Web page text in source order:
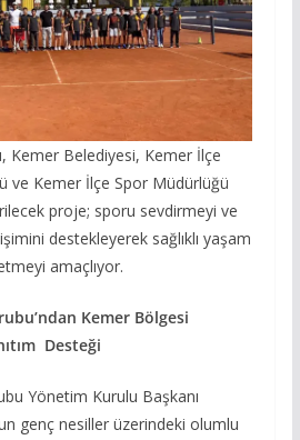
Kemer Belediyesi, Kemer İlçe
ve Kemer İlçe Spor Müdürlüğü
proje; sporu sevdirmeyi ve
destekleyerek sağlıklı yaşam
amaçlıyor.
Kemer Bölgesi
Desteği
Yönetim Kurulu Başkanı
genç nesiller üzerindeki olumlu